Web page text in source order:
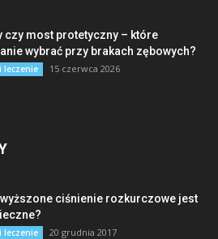
czy most protetyczny – które
wybrać przy brakach zębowych?
leczenie 15 czerwca 2026
ciśnienie rozkurczowe jest
leczenie 20 grudnia 2017